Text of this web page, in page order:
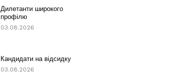
Дилетанти широкого
профілю
03.08.2026
Кандидати на відсидку
03.08.2026